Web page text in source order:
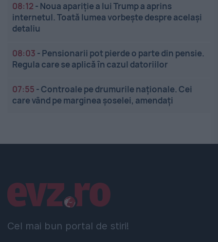
08:12 - Noua apariție a lui Trump a aprins
internetul. Toată lumea vorbește despre același
detaliu
08:03 - Pensionarii pot pierde o parte din pensie.
Regula care se aplică în cazul datoriilor
07:55 -Controale pe drumurile naționale. Cei
care vând pe marginea șoselei, amendați
Cel mai bun portal de stiri!
Linkuri utile